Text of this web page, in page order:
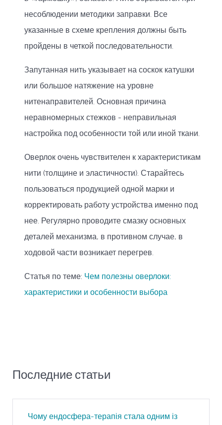
несоблюдении методики заправки. Все
указанные в схеме крепления должны быть
пройдены в четкой последовательности.
Запутанная нить указывает на соскок катушки
или большое натяжение на уровне
нитенаправителей. Основная причина
неравномерных стежков - неправильная
настройка под особенности той или иной ткани.
Оверлок очень чувствителен к характеристикам
нити (толщине и эластичности). Старайтесь
пользоваться продукцией одной марки и
корректировать работу устройства именно под
нее. Регулярно проводите смазку основных
деталей механизма, в противном случае, в
ходовой части возникает перегрев.
Статья по теме: Чем полезны оверлоки:
характеристики и особенности выбора
Последние статьи
Чому ендосфера-терапія стала одним із